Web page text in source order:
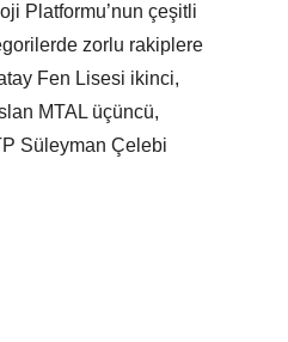
Platformu’nun çeşitli
zorlu rakiplere
Fen Lisesi ikinci,
MTAL üçüncü,
Süleyman Çelebi